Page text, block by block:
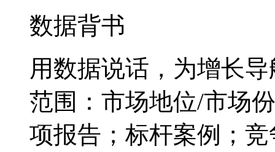
数据背书
用数据说话，为增长导
范围：市场地位/市场
项报告；标杆案例；